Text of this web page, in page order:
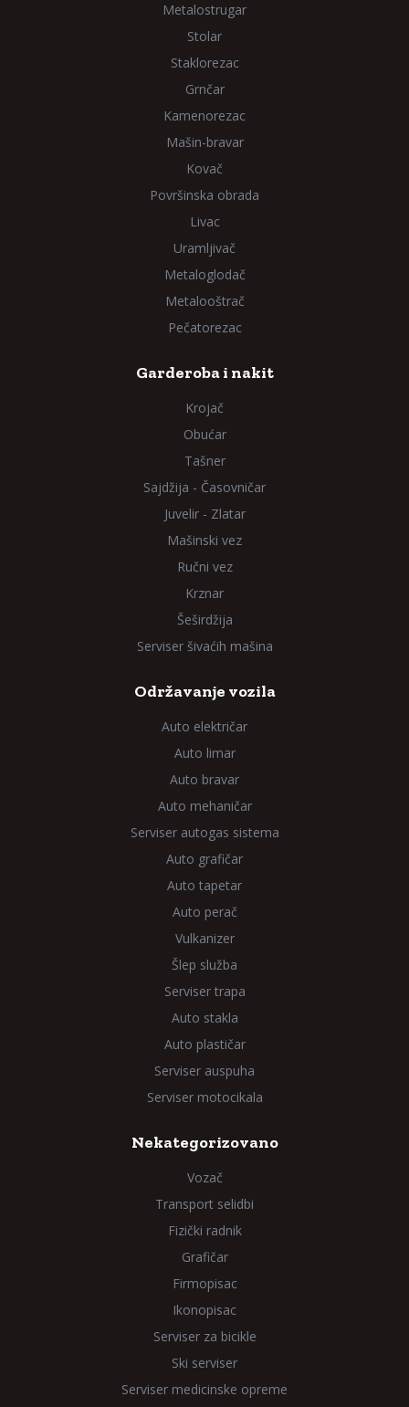
Metalostrugar
Stolar
Staklorezac
Grnčar
Kamenorezac
Mašin-bravar
Kovač
Površinska obrada
Livac
Uramljivač
Metaloglodač
Metalooštrač
Pečatorezac
Garderoba i nakit
Krojač
Obućar
Tašner
Sajdžija - Časovničar
Juvelir - Zlatar
Mašinski vez
Ručni vez
Krznar
Šeširdžija
Serviser šivaćih mašina
Održavanje vozila
Auto električar
Auto limar
Auto bravar
Auto mehaničar
Serviser autogas sistema
Auto grafičar
Auto tapetar
Auto perač
Vulkanizer
Šlep služba
Serviser trapa
Auto stakla
Auto plastičar
Serviser auspuha
Serviser motocikala
Nekategorizovano
Vozač
Transport selidbi
Fizički radnik
Grafičar
Firmopisac
Ikonopisac
Serviser za bicikle
Ski serviser
Serviser medicinske opreme